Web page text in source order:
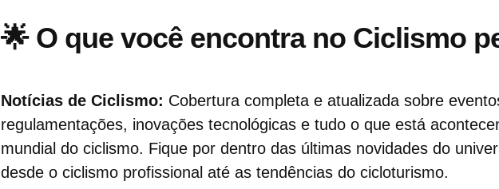
🌟 O que você encontra no Ciclismo
Notícias de Ciclismo: Cobertura completa e atualizada sobre
regulamentações, inovações tecnológicas e tudo o que está
mundial do ciclismo. Fique por dentro das últimas novidades do
desde o ciclismo profissional até as tendências do cicloturismo.